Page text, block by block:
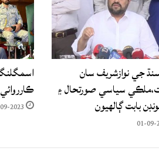
جي نوازشريف سان
سياسي صورتحال ۽
بابت ڳالهيون
01-09-
2023